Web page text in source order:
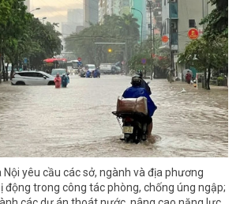
Nội yêu cầu các sở, ngành và địa phương
trong công tác phòng, chống úng ngập;